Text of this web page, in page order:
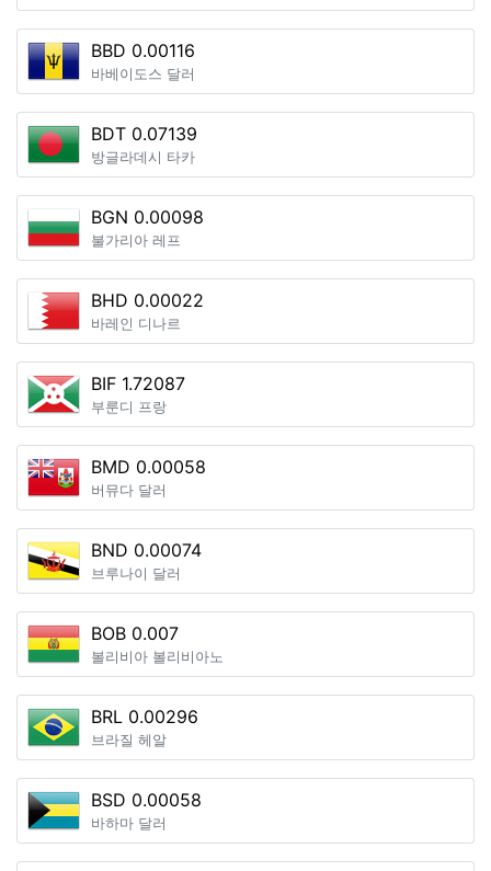
BBD 0.00116
바베이도스 달러
BDT 0.07139
방글라데시 타카
BGN 0.00098
불가리아 레프
BHD 0.00022
바레인 디나르
BIF 1.72087
부룬디 프랑
BMD 0.00058
버뮤다 달러
BND 0.00074
브루나이 달러
BOB 0.007
볼리비아 볼리비아노
BRL 0.00296
브라질 헤알
BSD 0.00058
바하마 달러